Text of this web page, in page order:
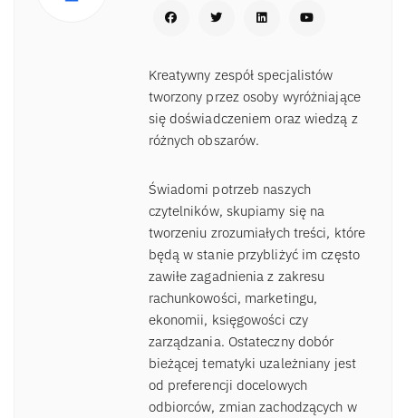
Kreatywny zespół specjalistów
tworzony przez osoby wyróżniające
się doświadczeniem oraz wiedzą z
różnych obszarów.
Świadomi potrzeb naszych
czytelników, skupiamy się na
tworzeniu zrozumiałych treści, które
będą w stanie przybliżyć im często
zawiłe zagadnienia z zakresu
rachunkowości, marketingu,
ekonomii, księgowości czy
zarządzania. Ostateczny dobór
bieżącej tematyki uzależniany jest
od preferencji docelowych
odbiorców, zmian zachodzących w